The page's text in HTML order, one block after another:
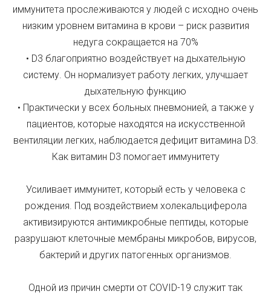
иммунитета прослеживаются у людей с исходно очень
низким уровнем витамина в крови – риск развития
недуга сокращается на 70%
• D3 благоприятно воздействует на дыхательную
систему. Он нормализует работу легких, улучшает
дыхательную функцию
• Практически у всех больных пневмонией, а также у
пациентов, которые находятся на искусственной
вентиляции легких, наблюдается дефицит витамина D3.
Как витамин D3 помогает иммунитету
Усиливает иммунитет, который есть у человека с
рождения. Под воздействием холекальциферола
активизируются антимикробные пептиды, которые
разрушают клеточные мембраны микробов, вирусов,
бактерий и других патогенных организмов.
Одной из причин смерти от COVID-19 служит так